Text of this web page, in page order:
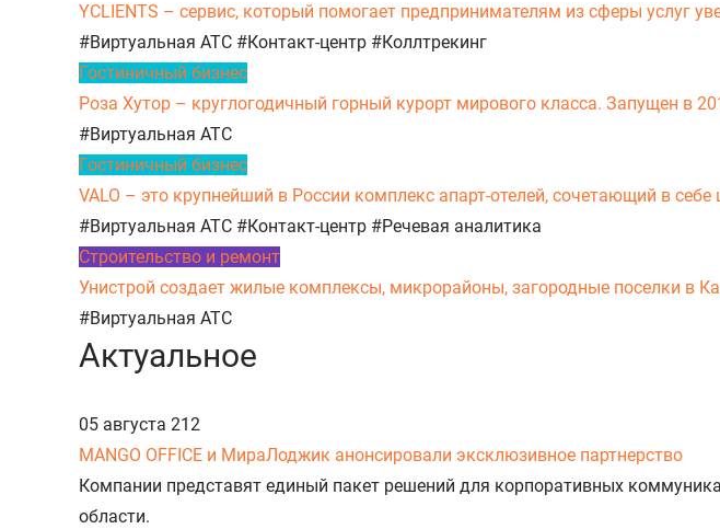
YCLIENTS – сервис, который помогает предпринимателям из сферы услуг
#Виртуальная АТС #Контакт-центр #Коллтрекинг
Гостиничный бизнес
Роза Хутор – круглогодичный горный курорт мирового класса. Запущен в
#Виртуальная АТС
Гостиничный бизнес
VALO – это крупнейший в России комплекс апарт-отелей, сочетающий в
#Виртуальная АТС #Контакт-центр #Речевая аналитика
Строительство и ремонт
Унистрой создает жилые комплексы, микрорайоны, загородные поселки в
#Виртуальная АТС
Актуальное
05 августа 212
MANGO OFFICE и МираЛоджик анонсировали эксклюзивное партнерство
Компании представят единый пакет решений для корпоративных
области.